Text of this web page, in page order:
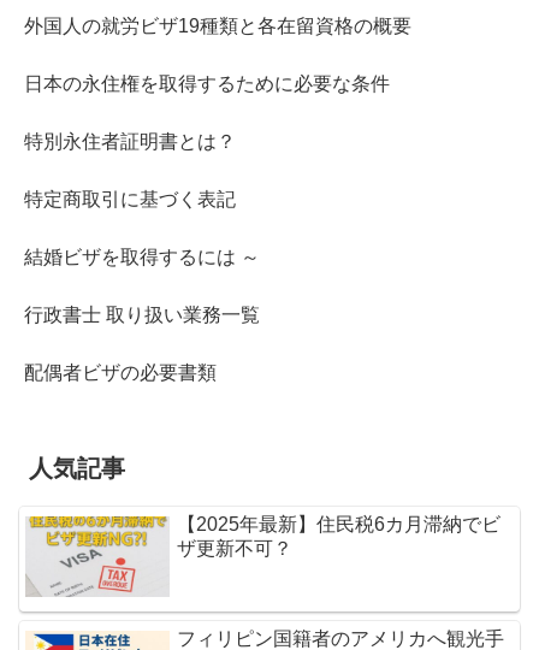
外国人の就労ビザ19種類と各在留資格の概要
日本の永住権を取得するために必要な条件
特別永住者証明書とは？
特定商取引に基づく表記
結婚ビザを取得するには ～
行政書士 取り扱い業務一覧
配偶者ビザの必要書類
人気記事
【2025年最新】住民税6カ月滞納でビ
ザ更新不可？
フィリピン国籍者のアメリカへ観光手